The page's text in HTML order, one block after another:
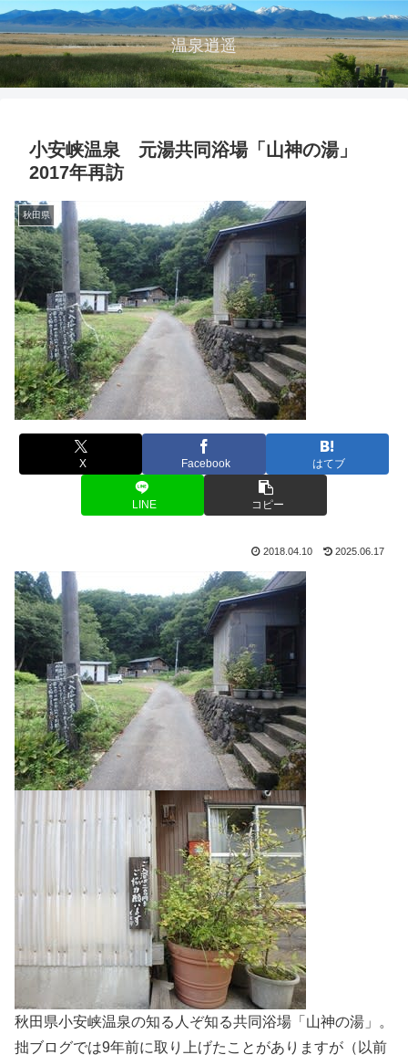
温泉逍遥
小安峡温泉 元湯共同浴場「山神の湯」
2017年再訪
秋田県
X Facebook はてブ
LINE コピー
2018.04.10 2025.06.17
秋田県小安峡温泉の知る人ぞ知る共同浴場「山神の湯」。
拙ブログでは9年前に取り上げたことがありますが（以前